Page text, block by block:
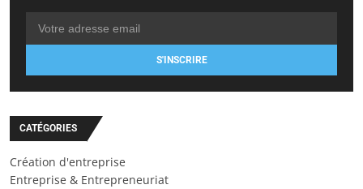
S'INSCRIRE
CATÉGORIES
Création d'entreprise
Entreprise & Entrepreneuriat